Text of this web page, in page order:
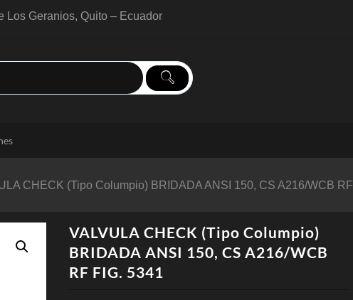
Los Geranios, Quito – Ecuador
CHECK (Tipo Columpio) BRIDADA ANSI 150, CS A216/WCB RF
VALVULA CHECK (Tipo Columpio)
BRIDADA ANSI 150, CS A216/WCB
RF FIG. 5341